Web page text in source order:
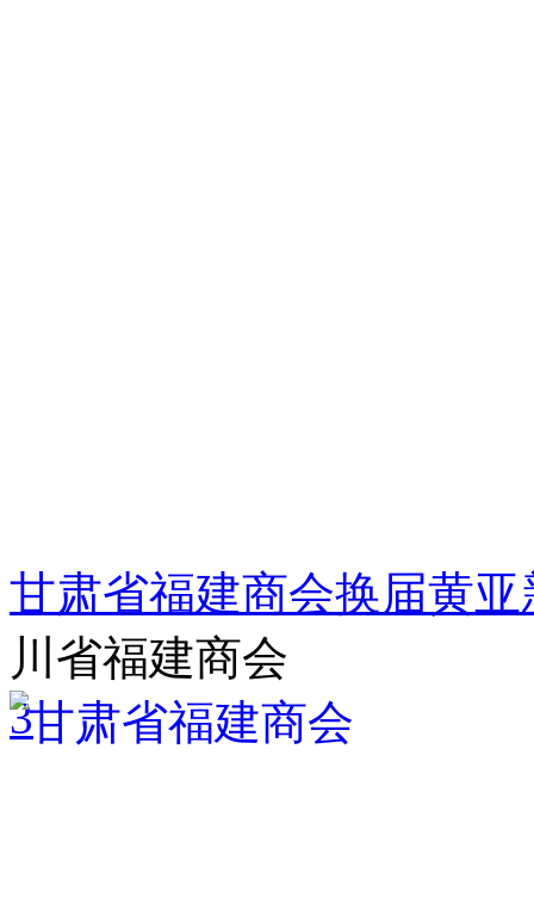
甘肃省福建商会换届黄
川省福建商会
3